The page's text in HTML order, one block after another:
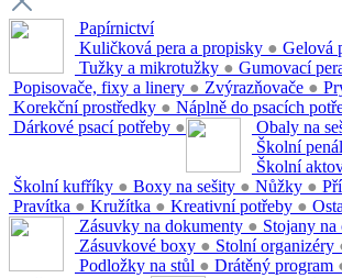
Papírnictví
Kuličková pera a propisky ● Gelová
Tužky a mikrotužky ● Gumovací
Popisovače, fixy a linery ● Zvýrazňovače ●
Korekční prostředky ● Náplně do psacích
Dárkové psací potřeby ● Obaly na
Školní
Školní
Školní kufříky ● Boxy na sešity ● Nůžky ●
Pravítka ● Kružítka ● Kreativní potřeby ●
Zásuvky na dokumenty ● Stojany na
Zásuvkové boxy ● Stolní organizéry
Podložky na stůl ● Drátěný program